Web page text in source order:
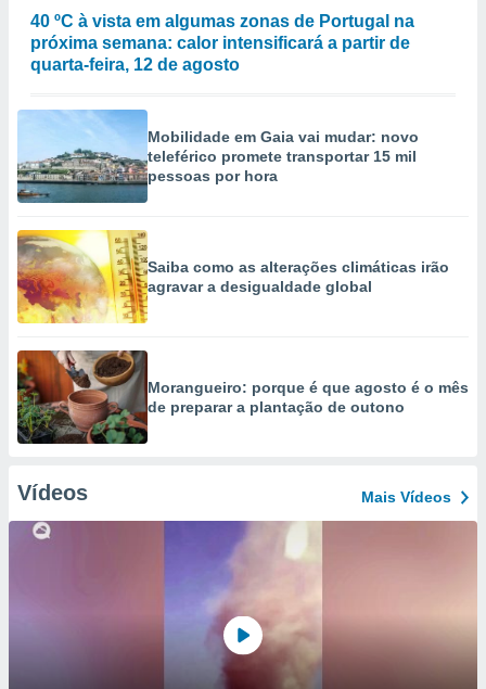
40 ºC à vista em algumas zonas de Portugal na
próxima semana: calor intensificará a partir de
quarta-feira, 12 de agosto
Mobilidade em Gaia vai mudar: novo
teleférico promete transportar 15 mil
pessoas por hora
Saiba como as alterações climáticas irão
agravar a desigualdade global
Morangueiro: porque é que agosto é o mês
de preparar a plantação de outono
Vídeos Mais Vídeos